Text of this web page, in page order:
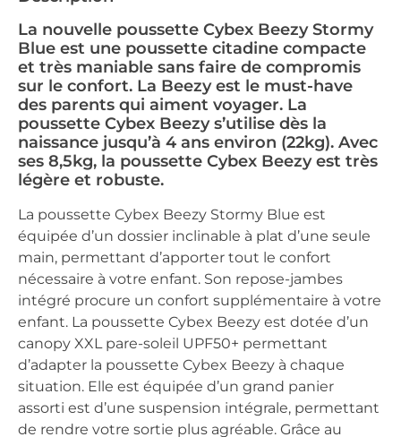
La nouvelle poussette Cybex Beezy Stormy
Blue est une poussette citadine compacte
et très maniable sans faire de compromis
sur le confort. La Beezy est le must-have
des parents qui aiment voyager. La
poussette Cybex Beezy s’utilise dès la
naissance jusqu’à 4 ans environ (22kg). Avec
ses 8,5kg, la poussette Cybex Beezy est très
légère et robuste.
La poussette Cybex Beezy Stormy Blue est
équipée d’un dossier inclinable à plat d’une seule
main, permettant d’apporter tout le confort
nécessaire à votre enfant. Son repose-jambes
intégré procure un confort supplémentaire à votre
enfant. La poussette Cybex Beezy est dotée d’un
canopy XXL pare-soleil UPF50+ permettant
d’adapter la poussette Cybex Beezy à chaque
situation. Elle est équipée d’un grand panier
assorti est d’une suspension intégrale, permettant
de rendre votre sortie plus agréable. Grâce au